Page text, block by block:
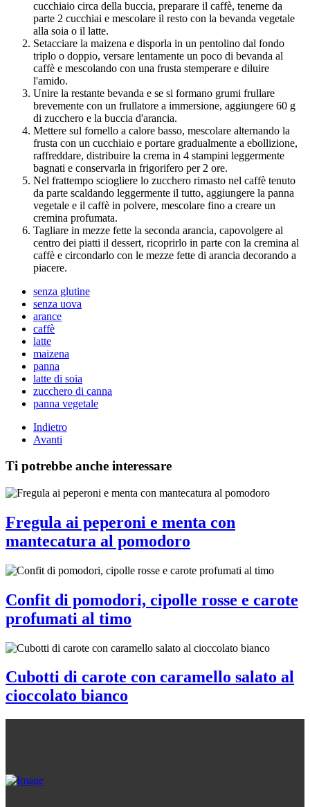
cucchiaio circa della buccia, preparare il caffè, tenerne da
parte 2 cucchiai e mescolare il resto con la bevanda vegetale
alla soia o il latte.
Setacciare la maizena e disporla in un pentolino dal fondo
triplo o doppio, versare lentamente un poco di bevanda al
caffè e mescolando con una frusta stemperare e diluire
l'amido.
Unire la restante bevanda e se si formano grumi frullare
brevemente con un frullatore a immersione, aggiungere 60 g
di zucchero e la buccia d'arancia.
Mettere sul fornello a calore basso, mescolare alternando la
frusta con un cucchiaio e portare gradualmente a ebollizione,
raffreddare, distribuire la crema in 4 stampini leggermente
bagnati e conservarla in frigorifero per 2 ore.
Nel frattempo sciogliere lo zucchero rimasto nel caffè tenuto
da parte scaldando leggermente il tutto, aggiungere la panna
vegetale e il caffè in polvere, mescolare fino a creare un
cremina profumata.
Tagliare in mezze fette la seconda arancia, capovolgere al
centro dei piatti il dessert, ricoprirlo in parte con la cremina al
caffè e circondarlo con le mezze fette di arancia decorando a
piacere.
senza glutine
senza uova
arance
caffè
latte
maizena
panna
latte di soia
zucchero di canna
panna vegetale
Indietro
Avanti
Ti potrebbe anche interessare
Fregula ai peperoni e menta con
mantecatura al pomodoro
Confit di pomodori, cipolle rosse e carote
profumati al timo
Cubotti di carote con caramello salato al
cioccolato bianco